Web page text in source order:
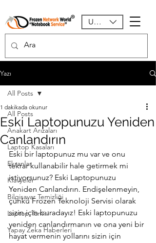
USD ($)
Yazı
All Posts
Anakart Arızaları
Laptop Kasaları
Ekranlar
Klavyeler
Bilgisayar Temizliği
Laptop Tamiri
Yapay Zeka Haberleri
All Posts
Eski Laptopunuzu Yeniden
Canlandırın
1 dakikada okunur
Eski bir laptopunuz mu var ve onu
tekrar kullanabilir hale getirmek mi
istiyorsunuz? Eski Laptopunuzu
Yeniden Canlandırın. Endişelenmeyin,
çünkü Frozen Teknoloji Servisi olarak
sizin için buradayız! Eski laptopunuzu
yeniden canlandırmanın ve ona yeni bir
hayat vermenin yollarını sizin için